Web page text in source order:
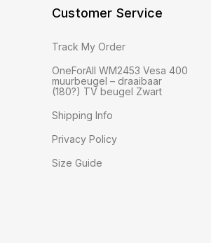
Customer Service
Track My Order
OneForAll WM2453 Vesa 400
muurbeugel – draaibaar
(180?) TV beugel Zwart
Shipping Info
Privacy Policy
Size Guide